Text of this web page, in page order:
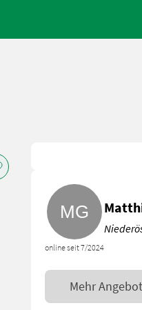
online seit 7/2024
Mehr